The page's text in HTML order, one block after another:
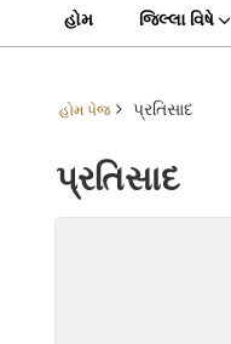
હોમ જિલ્લા વિષે
હોમ પેજ પ્રતિસાદ
પ્રતિસાદ